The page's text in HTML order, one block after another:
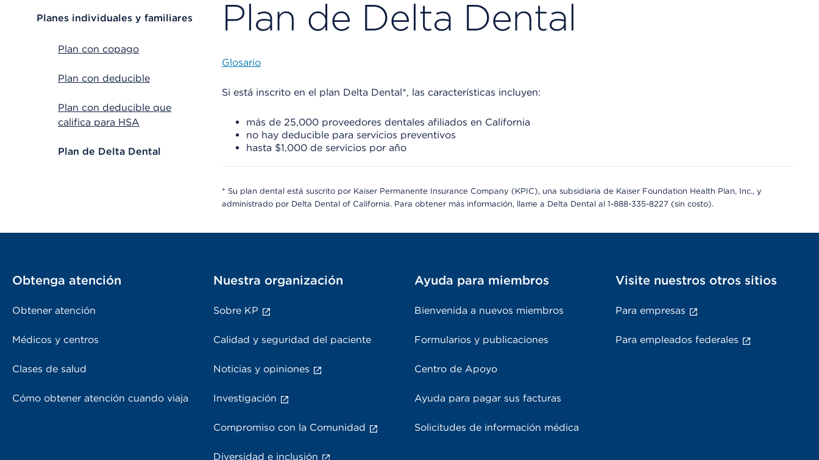
Planes individuales y familiares
Plan con copago
Plan con deducible
Plan con deducible que
califica para HSA
Plan de Delta Dental
Plan de Delta Dental
Glosario
Si está inscrito en el plan Delta Dental*, las características incluyen:
más de 25,000 proveedores dentales afiliados en California
no hay deducible para servicios preventivos
hasta $1,000 de servicios por año
* Su plan dental está suscrito por Kaiser Permanente Insurance Company (KPIC), una subsidiaria de Kaiser Foundation Health Plan, Inc., y
administrado por Delta Dental of California. Para obtener más información, llame a Delta Dental al 1-888-335-8227 (sin costo).
Obtenga atención
Obtener atención
Médicos y centros
Clases de salud
Cómo obtener atención cuando viaja
Nuestra organización
Sobre KP
Calidad y seguridad del paciente
Noticias y opiniones
Investigación
Compromiso con la Comunidad
Diversidad e inclusión
Ayuda para miembros
Bienvenida a nuevos miembros
Formularios y publicaciones
Centro de Apoyo
Ayuda para pagar sus facturas
Solicitudes de información médica
Visite nuestros otros sitios
Para empresas
Para empleados federales